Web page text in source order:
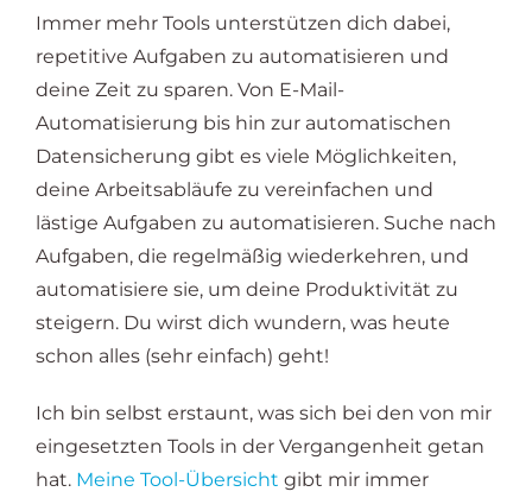
Immer mehr Tools unterstützen dich dabei,
repetitive Aufgaben zu automatisieren und
deine Zeit zu sparen. Von E-Mail-
Automatisierung bis hin zur automatischen
Datensicherung gibt es viele Möglichkeiten,
deine Arbeitsabläufe zu vereinfachen und
lästige Aufgaben zu automatisieren. Suche nach
Aufgaben, die regelmäßig wiederkehren, und
automatisiere sie, um deine Produktivität zu
steigern. Du wirst dich wundern, was heute
schon alles (sehr einfach) geht!
Ich bin selbst erstaunt, was sich bei den von mir
eingesetzten Tools in der Vergangenheit getan
hat. Meine Tool-Übersicht gibt mir immer